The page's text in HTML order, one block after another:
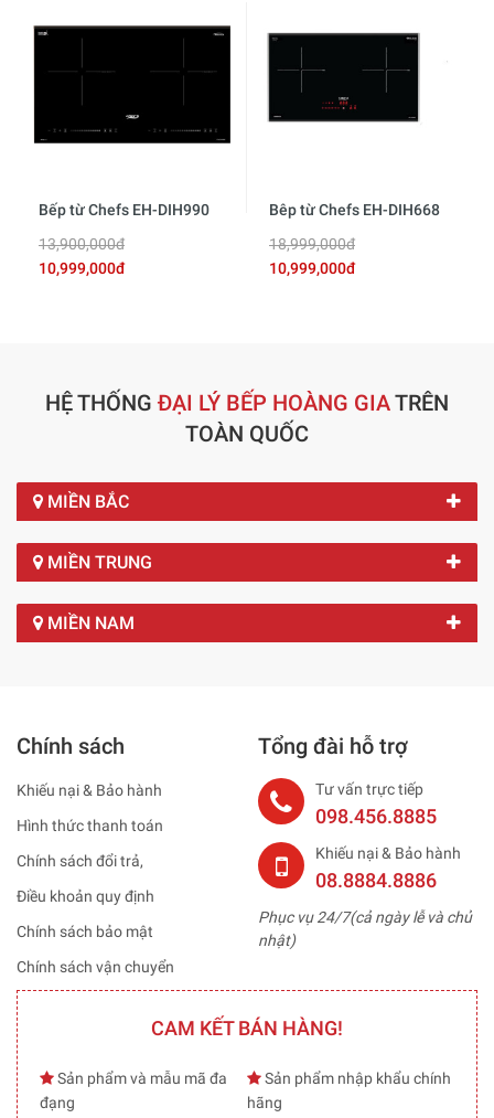
Bếp từ Chefs EH-DIH990
13,900,000đ
10,999,000đ
Bêp từ Chefs EH-DIH668
18,999,000đ
10,999,000đ
HỆ THỐNG ĐẠI LÝ BẾP HOÀNG GIATRÊN
TOÀN QUỐC
MIỀN BẮC
MIỀN TRUNG
MIỀN NAM
Chính sách
Khiếu nại & Bảo hành
Hình thức thanh toán
Chính sách đổi trả,
Điều khoản quy định
Chính sách bảo mật
Chính sách vận chuyển
Tổng đài hỗ trợ
Tư vấn trực tiếp
098.456.8885
Khiếu nại & Bảo hành
08.8884.8886
Phục vụ 24/7(cả ngày lễ và chủ
nhật)
CAM KẾT BÁN HÀNG!
Sản phẩm và mẫu mã đa
đạng
Sản phẩm nhập khẩu chính
hãng